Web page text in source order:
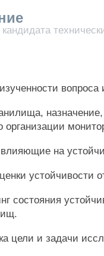
организации
на
устойчивости
состояния
цели и задачи